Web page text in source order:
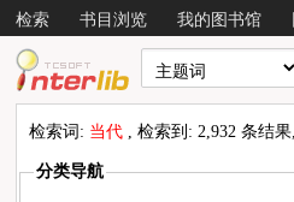
检索 书目浏览 我的图书馆
检索词: 当代 , 检索到: 2,932 条结
分类导航